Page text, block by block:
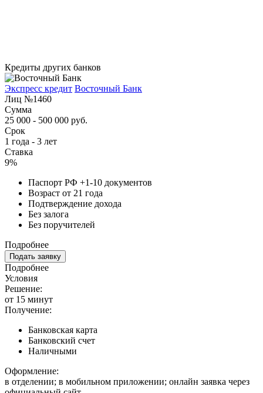
Кредиты других банков
Экспресс кредит Восточный Банк
Лиц №1460
Сумма
25 000 - 500 000 руб.
Срок
1 года - 3 лет
Ставка
9%
Паспорт РФ +1-10 документов
Возраст от 21 года
Подтверждение дохода
Без залога
Без поручителей
Подробнее
Подать заявку
Подробнее
Условия
Решение:
от 15 минут
Получение:
Банковская карта
Банковский счет
Наличными
Оформление:
в отделении; в мобильном приложении; онлайн заявка через